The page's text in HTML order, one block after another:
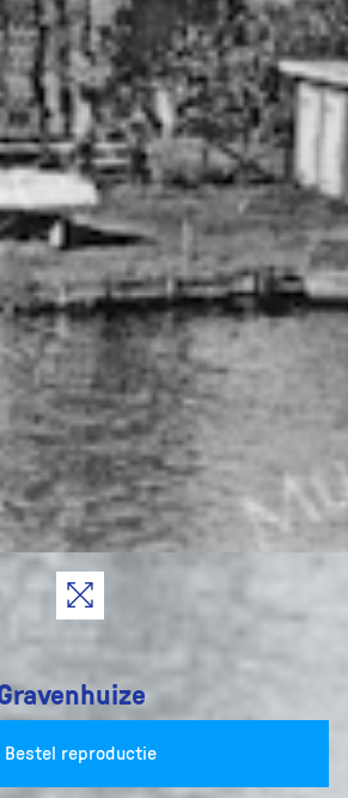
Bestel reproductie